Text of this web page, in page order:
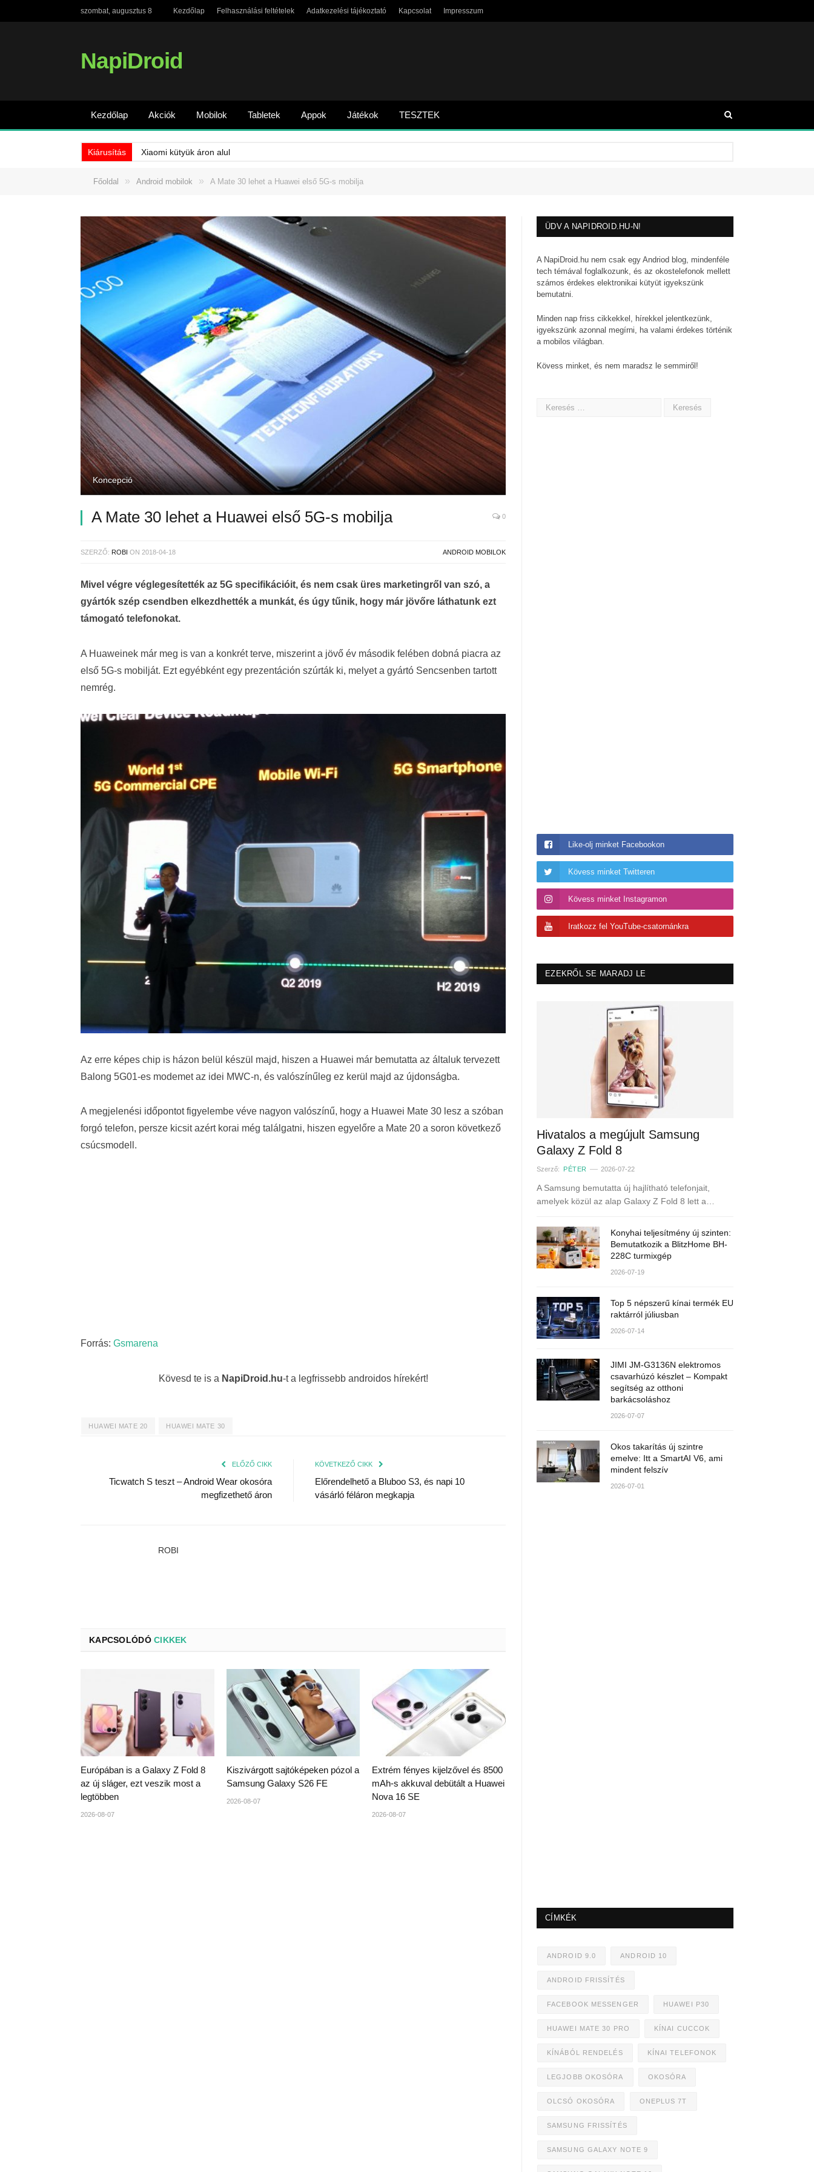
szombat, augusztus 8 Kezdőlap Felhasználási feltételek Adatkezelési tájékoztató Kapcsolat Impresszum
NapiDroid
Kezdőlap Akciók Mobilok Tabletek Appok Játékok TESZTEK
Kiárusítás Xiaomi kütyük áron alul
Főoldal » Android mobilok » A Mate 30 lehet a Huawei első 5G-s mobilja
Koncepció
A Mate 30 lehet a Huawei első 5G-s mobilja 0
SZERZŐ: ROBI ON 2018-04-18 ANDROID MOBILOK
Mivel végre véglegesítették az 5G specifikációit, és nem csak üres marketingről van szó, a
gyártók szép csendben elkezdhették a munkát, és úgy tűnik, hogy már jövőre láthatunk ezt
támogató telefonokat.
A Huaweinek már meg is van a konkrét terve, miszerint a jövő év második felében dobná piacra az
első 5G-s mobilját. Ezt egyébként egy prezentáción szúrták ki, melyet a gyártó Sencsenben tartott
nemrég.
Az erre képes chip is házon belül készül majd, hiszen a Huawei már bemutatta az általuk tervezett
Balong 5G01-es modemet az idei MWC-n, és valószínűleg ez kerül majd az újdonságba.
A megjelenési időpontot figyelembe véve nagyon valószínű, hogy a Huawei Mate 30 lesz a szóban
forgó telefon, persze kicsit azért korai még találgatni, hiszen egyelőre a Mate 20 a soron következő
csúcsmodell.
Forrás: Gsmarena
Kövesd te is a NapiDroid.hu-t a legfrissebb androidos hírekért!
HUAWEI MATE 20 HUAWEI MATE 30
ELŐZŐ CIKK
Ticwatch S teszt – Android Wear okosóra
megfizethető áron
KÖVETKEZŐ CIKK
Előrendelhető a Bluboo S3, és napi 10
vásárló féláron megkapja
ROBI
KAPCSOLÓDÓCIKKEK
Európában is a Galaxy Z Fold 8
az új sláger, ezt veszik most a
legtöbben
2026-08-07
Kiszivárgott sajtóképeken pózol a
Samsung Galaxy S26 FE
2026-08-07
Extrém fényes kijelzővel és 8500
mAh-s akkuval debütált a Huawei
Nova 16 SE
2026-08-07
ÜDV A NAPIDROID.HU-N!
A NapiDroid.hu nem csak egy Andriod blog, mindenféle
tech témával foglalkozunk, és az okostelefonok mellett
számos érdekes elektronikai kütyüt igyekszünk
bemutatni.
Minden nap friss cikkekkel, hírekkel jelentkezünk,
igyekszünk azonnal megírni, ha valami érdekes történik
a mobilos világban.
Kövess minket, és nem maradsz le semmiről!
Like-olj minket Facebookon
Kövess minket Twitteren
Kövess minket Instagramon
Iratkozz fel YouTube-csatornánkra
EZEKRŐL SE MARADJ LE
Hivatalos a megújult Samsung
Galaxy Z Fold 8
Szerző: PÉTER 2026-07-22
A Samsung bemutatta új hajlítható telefonjait,
amelyek közül az alap Galaxy Z Fold 8 lett a…
Konyhai teljesítmény új szinten:
Bemutatkozik a BlitzHome BH-
228C turmixgép
2026-07-19
Top 5 népszerű kínai termék EU
raktárról júliusban
2026-07-14
JIMI JM-G3136N elektromos
csavarhúzó készlet – Kompakt
segítség az otthoni
barkácsoláshoz
2026-07-07
Okos takarítás új szintre
emelve: Itt a SmartAI V6, ami
mindent felszív
2026-07-01
CÍMKÉK
ANDROID 9.0 ANDROID 10
ANDROID FRISSÍTÉS
FACEBOOK MESSENGER HUAWEI P30
HUAWEI MATE 30 PRO KÍNAI CUCCOK
KÍNÁBÓL RENDELÉS KÍNAI TELEFONOK
LEGJOBB OKOSÓRA OKOSÓRA
OLCSÓ OKOSÓRA ONEPLUS 7T
SAMSUNG FRISSÍTÉS
SAMSUNG GALAXY NOTE 9